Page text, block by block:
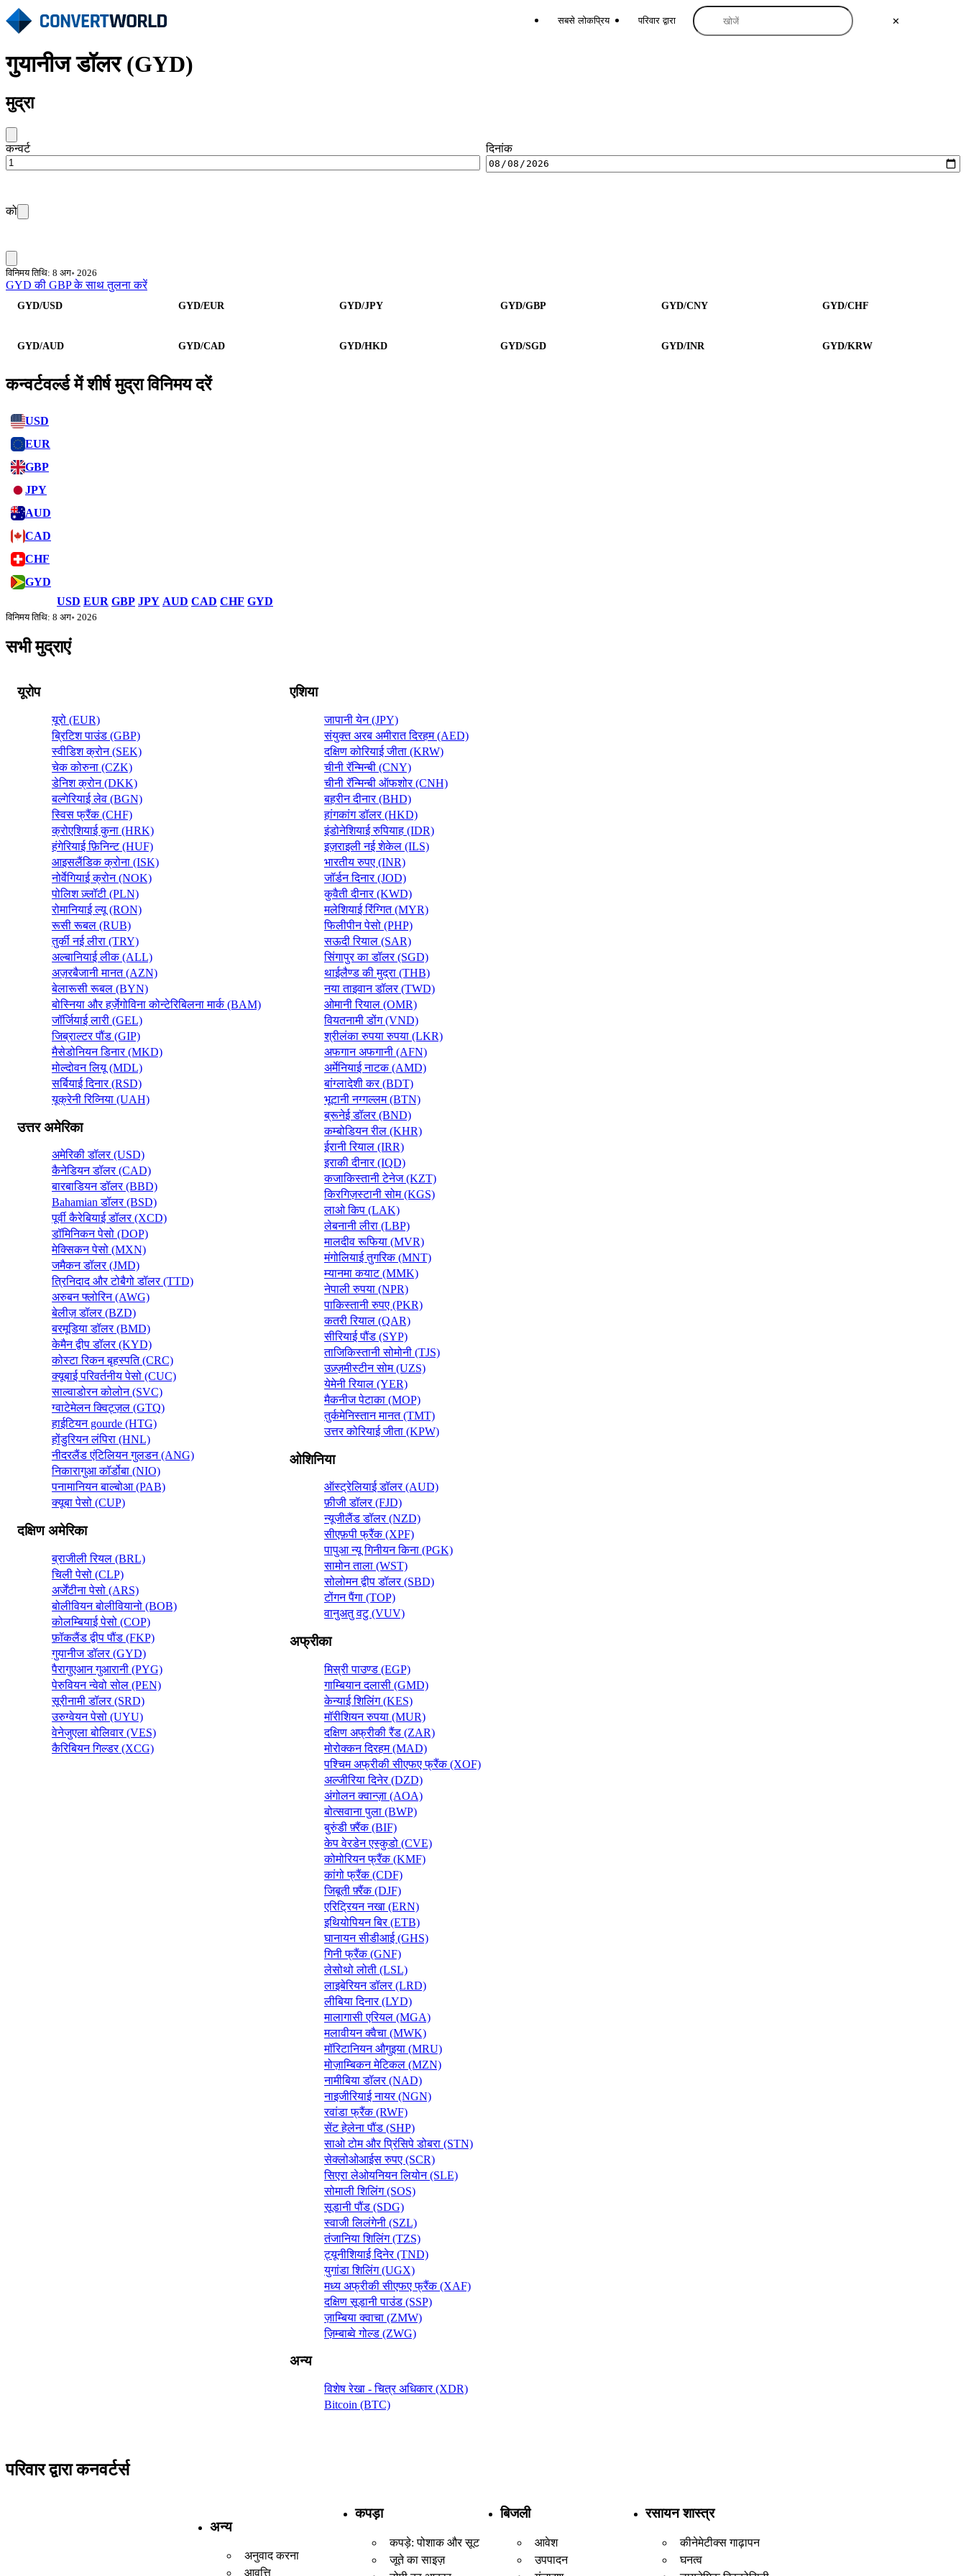
✕
सबसे लोकप्रिय परिवार द्वारा
गुयानीज डॉलर (GYD)
मुद्रा
कन्वर्ट दिनांक
को
विनिमय तिथि: 8 अग॰ 2026
GYD की GBP के साथ तुलना करें
GYD/USD GYD/EUR GYD/JPY GYD/GBP GYD/CNY GYD/CHF
GYD/AUD GYD/CAD GYD/HKD GYD/SGD GYD/INR GYD/KRW
कन्वर्टवर्ल्ड में शीर्ष मुद्रा विनिमय दरें
USD
EUR
GBP
JPY
AUD
CAD
CHF
GYD
USD EUR GBP JPY AUD CAD CHF GYD
विनिमय तिथि: 8 अग॰ 2026
सभी मुद्राएं
यूरोप
यूरो (EUR)
ब्रिटिश पाउंड (GBP)
स्वीडिश क्रोन (SEK)
चेक कोरुना (CZK)
डेनिश क्रोन (DKK)
बल्गेरियाई लेव (BGN)
स्विस फ्रैंक (CHF)
क्रोएशियाई कुना (HRK)
हंगेरियाई फ़िनिन्ट (HUF)
आइसलैंडिक क्रोना (ISK)
नोर्वेगियाई क्रोन (NOK)
पोलिश ज़्लॉटी (PLN)
रोमानियाई ल्यू (RON)
रूसी रूबल (RUB)
तुर्की नई लीरा (TRY)
अल्बानियाई लीक (ALL)
अज़रबैजानी मानत (AZN)
बेलारूसी रूबल (BYN)
बोस्निया और हर्ज़ेगोविना कोन्टेरिबिलना मार्क (BAM)
जॉर्जियाई लारी (GEL)
जिब्राल्टर पौंड (GIP)
मैसेडोनियन डिनार (MKD)
मोल्दोवन लियू (MDL)
सर्बियाई दिनार (RSD)
यूक्रेनी रिव्निया (UAH)
उत्तर अमेरिका
अमेरिकी डॉलर (USD)
कैनेडियन डॉलर (CAD)
बारबाडियन डॉलर (BBD)
Bahamian डॉलर (BSD)
पूर्वी कैरेबियाई डॉलर (XCD)
डॉमिनिकन पेसो (DOP)
मेक्सिकन पेसो (MXN)
जमैकन डॉलर (JMD)
त्रिनिदाद और टोबैगो डॉलर (TTD)
अरुबन फ्लोरिन (AWG)
बेलीज़ डॉलर (BZD)
बरमूडिया डॉलर (BMD)
केमैन द्वीप डॉलर (KYD)
कोस्टा रिकन बृहस्पति (CRC)
क्यूबाई परिवर्तनीय पेसो (CUC)
साल्वाडोरन कोलोन (SVC)
ग्वाटेमेलन क्विट्ज़ल (GTQ)
हाईटियन gourde (HTG)
होंडुरियन लंपिरा (HNL)
नीदरलैंड एंटिलियन गुलडन (ANG)
निकारागुआ कॉर्डोबा (NIO)
पनामानियन बाल्बोआ (PAB)
क्यूबा पेसो (CUP)
दक्षिण अमेरिका
ब्राजीली रियल (BRL)
चिली पेसो (CLP)
अर्जेंटीना पेसो (ARS)
बोलीवियन बोलीवियानो (BOB)
कोलम्बियाई पेसो (COP)
फ़ॉकलैंड द्वीप पौंड (FKP)
गुयानीज डॉलर (GYD)
पैरागुएआन गुआरानी (PYG)
पेरुवियन न्वेवो सोल (PEN)
सूरीनामी डॉलर (SRD)
उरुग्वेयन पेसो (UYU)
वेनेजुएला बोलिवार (VES)
कैरिबियन गिल्डर (XCG)
एशिया
जापानी येन (JPY)
संयुक्त अरब अमीरात दिरहम (AED)
दक्षिण कोरियाई जीता (KRW)
चीनी रॅन्मिन्बी (CNY)
चीनी रॅन्मिन्बी ऑफशोर (CNH)
बहरीन दीनार (BHD)
हांगकांग डॉलर (HKD)
इंडोनेशियाई रुपियाह (IDR)
इज़राइली नई शेकेल (ILS)
भारतीय रुपए (INR)
जॉर्डन दिनार (JOD)
कुवैती दीनार (KWD)
मलेशियाई रिंग्गित (MYR)
फिलीपीन पेसो (PHP)
सऊदी रियाल (SAR)
सिंगापुर का डॉलर (SGD)
थाईलैण्ड की मुद्रा (THB)
नया ताइवान डॉलर (TWD)
ओमानी रियाल (OMR)
वियतनामी डोंग (VND)
श्रीलंका रुपया रुपया (LKR)
अफगान अफगानी (AFN)
अर्मेनियाई नाटक (AMD)
बांग्लादेशी कर (BDT)
भूटानी नग्गल्लम (BTN)
ब्रूनेई डॉलर (BND)
कम्बोडियन रील (KHR)
ईरानी रियाल (IRR)
इराकी दीनार (IQD)
कजाकिस्तानी टेनेज (KZT)
किरगिज़स्टानी सोम (KGS)
लाओ किप (LAK)
लेबनानी लीरा (LBP)
मालदीव रूफिया (MVR)
मंगोलियाई तुगरिक (MNT)
म्यानमा कयाट (MMK)
नेपाली रुपया (NPR)
पाकिस्तानी रुपए (PKR)
कतरी रियाल (QAR)
सीरियाई पौंड (SYP)
ताजिकिस्तानी सोमोनी (TJS)
उज़्ज़मीस्टीन सोम (UZS)
येमेनी रियाल (YER)
मैकनीज पेटाका (MOP)
तुर्कमेनिस्तान मानत (TMT)
उत्तर कोरियाई जीता (KPW)
ओशिनिया
ऑस्ट्रेलियाई डॉलर (AUD)
फ़ीजी डॉलर (FJD)
न्यूजीलैंड डॉलर (NZD)
सीएफ़पी फ्रैंक (XPF)
पापुआ न्यू गिनीयन किना (PGK)
सामोन ताला (WST)
सोलोमन द्वीप डॉलर (SBD)
टोंगन पैंगा (TOP)
वानुअतु वटु (VUV)
अफ्रीका
मिस्री पाउण्ड (EGP)
गाम्बियान दलासी (GMD)
केन्याई शिलिंग (KES)
मॉरीशियन रुपया (MUR)
दक्षिण अफ्रीकी रैंड (ZAR)
मोरोक्कन दिरहम (MAD)
पश्चिम अफ्रीकी सीएफए फ्रैंक (XOF)
अल्जीरिया दिनेर (DZD)
अंगोलन क्वान्ज़ा (AOA)
बोत्सवाना पुला (BWP)
बुरुंडी फ़्रैंक (BIF)
केप वेरडेन एस्कुडो (CVE)
कोमोरियन फ्रैंक (KMF)
कांगो फ्रैंक (CDF)
जिबूती फ़्रैंक (DJF)
एरिट्रियन नखा (ERN)
इथियोपियन बिर (ETB)
घानायन सीडीआई (GHS)
गिनी फ्रैंक (GNF)
लेसोथो लोती (LSL)
लाइबेरियन डॉलर (LRD)
लीबिया दिनार (LYD)
मालागासी एरियल (MGA)
मलावीयन क्वैचा (MWK)
मॉरिटानियन औगुइया (MRU)
मोज़ाम्बिकन मेटिकल (MZN)
नामीबिया डॉलर (NAD)
नाइजीरियाई नायर (NGN)
रवांडा फ्रैंक (RWF)
सेंट हेलेना पौंड (SHP)
साओ टोम और प्रिंसिपे डोबरा (STN)
सेक्लोओआईस रुपए (SCR)
सिएरा लेओयनियन लियोन (SLE)
सोमाली शिलिंग (SOS)
सूडानी पौंड (SDG)
स्वाजी लिलंगेनी (SZL)
तंजानिया शिलिंग (TZS)
ट्यूनीशियाई दिनेर (TND)
युगांडा शिलिंग (UGX)
मध्य अफ्रीकी सीएफए फ्रैंक (XAF)
दक्षिण सूडानी पाउंड (SSP)
ज़ाम्बिया क्वाचा (ZMW)
ज़िम्बाब्वे गोल्ड (ZWG)
अन्य
विशेष रेखा - चित्र अधिकार (XDR)
Bitcoin (BTC)
परिवार द्वारा कनवर्टर्स
अन्य
अनुवाद करना
आवृत्ति
कपड़ा
कपड़े: पोशाक और सूट
जूते का साइज़
बिजली
आवेश
उपपादन
रसायन शास्त्र
कीनेमेटीक्स गाढ़ापन
घनत्व